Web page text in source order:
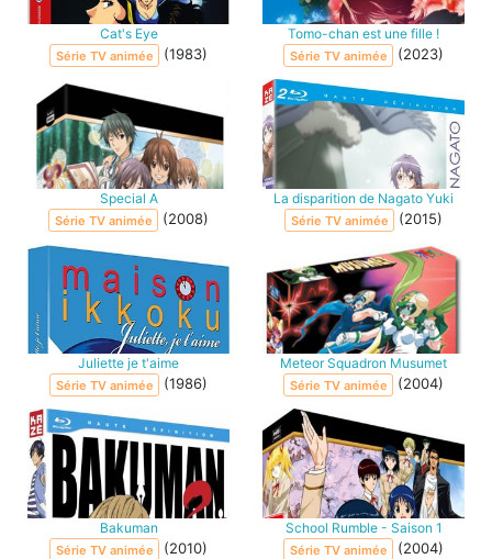
Cat's Eye
Série TV animée (1983)
Tomo-chan est une fille !
Série TV animée (2023)
Special A
Série TV animée (2008)
La disparition de Nagato Yuki
Série TV animée (2015)
Juliette je t'aime
Série TV animée (1986)
Meteor Squadron Musumet
Série TV animée (2004)
Bakuman
Série TV animée (2010)
School Rumble - Saison 1
Série TV animée (2004)